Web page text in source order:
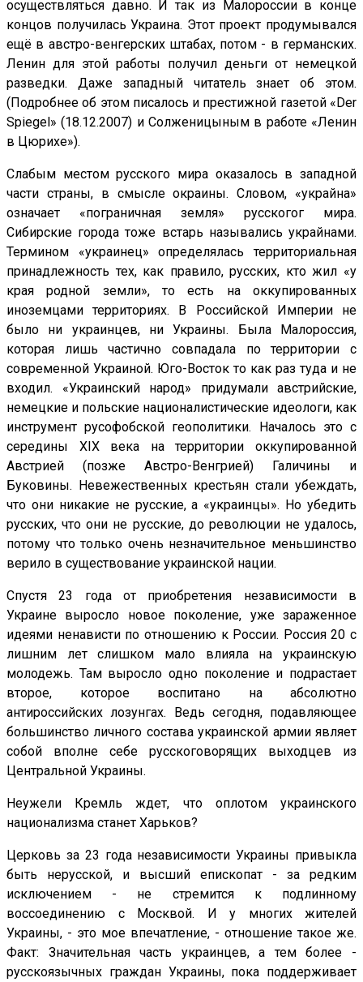
осуществляться давно. И так из Малороссии в конце
концов получилась Украина. Этот проект продумывался
ещё в австро-венгерских штабах, потом - в германских.
Ленин для этой работы получил деньги от немецкой
разведки. Даже западный читатель знает об этом.
(Подробнее об этом писалось и престижной газетой «Der
Spiegel» (18.12.2007) и Солженицыным в работе «Ленин
в Цюрихе»).
Слабым местом русского мира оказалось в западной
части страны, в смысле окраины. Словом, «украйна»
означает «пограничная земля» русскогог мира.
Сибирские города тоже встарь назывались украйнами.
Термином «украинец» определялась территориальная
принадлежность тех, как правило, русских, кто жил «у
края родной земли», то есть на оккупированных
иноземцами территориях. В Российской Империи не
было ни украинцев, ни Украины. Была Малороссия,
которая лишь частично совпадала по территории с
современной Украиной. Юго-Восток то как раз туда и не
входил. «Украинский народ» придумали австрийские,
немецкие и польские националистические идеологи, как
инструмент русофобской геополитики. Началось это с
середины XIX века на территории оккупированной
Австрией (позже Австро-Венгрией) Галичины и
Буковины. Невежественных крестьян стали убеждать,
что они никакие не русские, а «украинцы». Но убедить
русских, что они не русские, до революции не удалось,
потому что только очень незначительное меньшинство
верило в существование украинской нации.
Спустя 23 года от приобретения независимости в
Украине выросло новое поколение, уже зараженное
идеями ненависти по отношению к России. Россия 20 с
лишним лет слишком мало влияла на украинскую
молодежь. Там выросло одно поколение и подрастает
второе, которое воспитано на абсолютно
антироссийских лозунгах. Ведь сегодня, подавляющее
большинство личного состава украинской армии являет
собой вполне себе русскоговорящих выходцев из
Центральной Украины.
Неужели Кремль ждет, что оплотом украинского
национализма станет Харьков?
Церковь за 23 года независимости Украины привыкла
быть нерусской, и высший епископат - за редким
исключением - не стремится к подлинному
воссоединению с Москвой. И у многих жителей
Украины, - это мое впечатление, - отношение такое же.
Факт: Значительная часть украинцев, а тем более -
русскоязычных граждан Украины, пока поддерживает